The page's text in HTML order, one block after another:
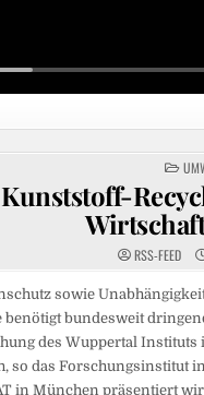
IN
RSS-FEED
sowie
bundesweit
des Wuppertal
so das Forschungsinstitut
in München präsentiert